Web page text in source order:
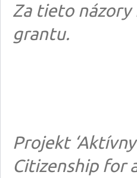
Za tieto názory
grantu.
Projekt
Citizenship for